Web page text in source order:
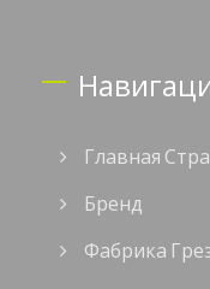
Главная
Бренд
Фабрика